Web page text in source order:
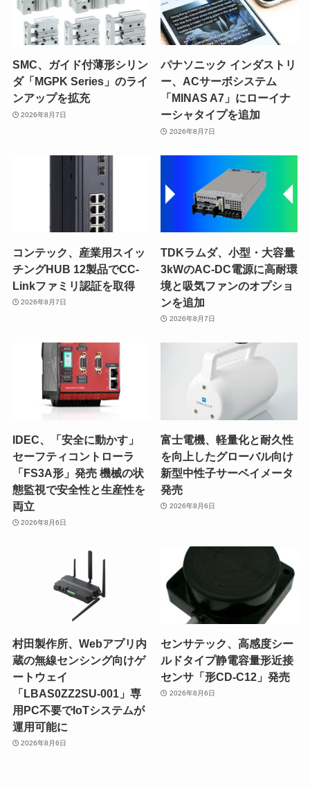
SMC、ガイド付薄形シリン
ダ「MGPK Series」のライ
ンアップを拡充
2026年8月7日
パナソニック インダストリ
ー、ACサーボシステム
「MINAS A7」にローイナ
ーシャタイプを追加
2026年8月7日
コンテック、産業用スイッ
チングHUB 12製品でCC-
Linkファミリ認証を取得
2026年8月7日
TDKラムダ、小型・大容量
3kWのAC-DC電源に高耐環
境と吸気ファンのオプショ
ンを追加
2026年8月7日
IDEC、「安全に動かす」
セーフティコントローラ
「FS3A形」発売 機械の状
態監視で安全性と生産性を
両立
2026年8月6日
富士電機、軽量化と耐久性
を向上したグローバル向け
新型中性子サーベイメータ
発売
2026年8月6日
村田製作所、Webアプリ内
蔵の無線センシング向けゲ
ートウェイ
「LBAS0ZZ2SU-001」専
用PC不要でIoTシステムが
運用可能に
2026年8月6日
センサテック、高感度シー
ルドタイプ静電容量形近接
センサ「形CD-C12」発売
2026年8月6日